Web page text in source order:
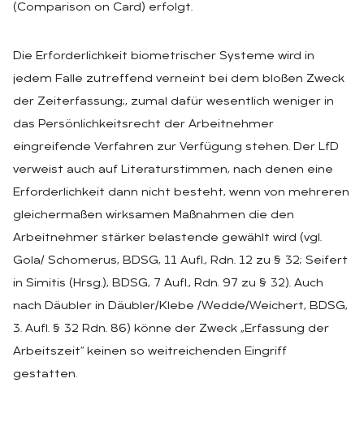
(Comparison on Card) erfolgt.
Die Erforderlichkeit biometrischer Systeme wird in
jedem Falle zutreffend verneint bei dem bloßen Zweck
der Zeiterfassung;, zumal dafür wesentlich weniger in
das Persönlichkeitsrecht der Arbeitnehmer
eingreifende Verfahren zur Verfügung stehen. Der LfD
verweist auch auf Literaturstimmen, nach denen eine
Erforderlichkeit dann nicht besteht, wenn von mehreren
gleichermaßen wirksamen Maßnahmen die den
Arbeitnehmer stärker belastende gewählt wird (vgl.
Gola/ Schomerus, BDSG, 11 Aufl., Rdn. 12 zu § 32; Seifert
in Simitis (Hrsg.), BDSG, 7 Aufl., Rdn. 97 zu § 32). Auch
nach Däubler in Däubler/Klebe /Wedde/Weichert, BDSG,
3. Aufl. § 32 Rdn. 86) könne der Zweck „Erfassung der
Arbeitszeit“ keinen so weitreichenden Eingriff
gestatten.